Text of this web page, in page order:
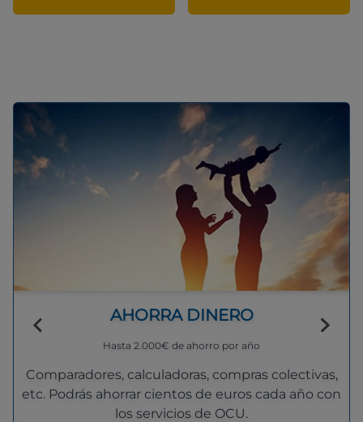
AHORRA DINERO
Hasta 2.000€ de ahorro por año
Comparadores, calculadoras, compras colectivas,
etc. Podrás ahorrar cientos de euros cada año con
los servicios de OCU.